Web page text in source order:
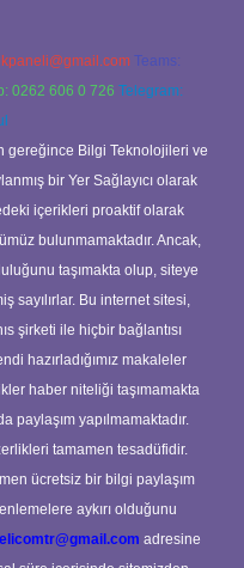
Teams:
0262 606 0 726 Telegram:
gereğince Bilgi Teknolojileri ve
bir Yer Sağlayıcı olarak
içerikleri proaktif olarak
bulunmamaktadır. Ancak,
taşımakta olup, siteye
sayılırlar. Bu internet sitesi,
şirketi ile hiçbir bağlantısı
hazırladığımız makaleler
haber niteliği taşımamakta
paylaşım yapılmamaktadır.
tamamen tesadüfidir.
ücretsiz bir bilgi paylaşım
aykırı olduğunu
adresine